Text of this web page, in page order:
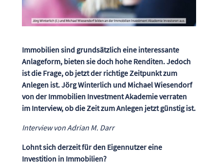
Immobilien sind grundsätzlich eine interessante
Anlageform, bieten sie doch hohe Renditen. Jedoch
ist die Frage, ob jetzt der richtige Zeitpunkt zum
Anlegen ist. Jörg Winterlich und Michael Wiesendorf
von der Immobilien Investment Akademie verraten
im Interview, ob die Zeit zum Anlegen jetzt günstig ist.
Interview von Adrian M. Darr
Lohnt sich derzeit für den Eigennutzer eine
Investition in Immobilien?